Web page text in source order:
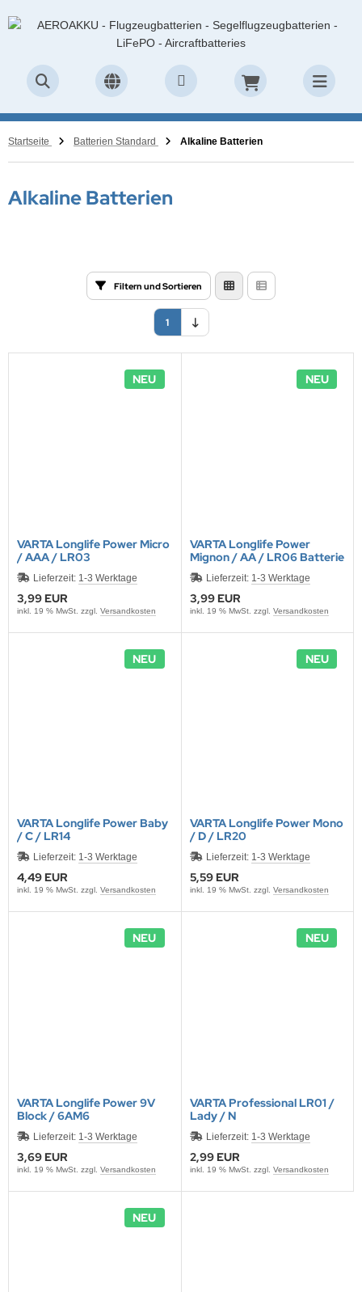
Startseite Batterien Standard Alkaline Batterien
Alkaline Batterien
Filtern und Sortieren
1
NEU
VARTA Longlife Power Micro
/ AAA / LR03
Lieferzeit: 1-3 Werktage
3,99 EUR
inkl. 19 % MwSt. zzgl. Versandkosten
NEU
VARTA Longlife Power
Mignon / AA / LR06 Batterie
Lieferzeit: 1-3 Werktage
3,99 EUR
inkl. 19 % MwSt. zzgl. Versandkosten
NEU
VARTA Longlife Power Baby
/ C / LR14
Lieferzeit: 1-3 Werktage
4,49 EUR
inkl. 19 % MwSt. zzgl. Versandkosten
NEU
VARTA Longlife Power Mono
/ D / LR20
Lieferzeit: 1-3 Werktage
5,59 EUR
inkl. 19 % MwSt. zzgl. Versandkosten
NEU
VARTA Longlife Power 9V
Block / 6AM6
Lieferzeit: 1-3 Werktage
3,69 EUR
inkl. 19 % MwSt. zzgl. Versandkosten
NEU
VARTA Professional LR01 /
Lady / N
Lieferzeit: 1-3 Werktage
2,99 EUR
inkl. 19 % MwSt. zzgl. Versandkosten
NEU